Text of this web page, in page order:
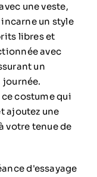
une veste,
un style
libres et
avec
un
costume qui
ajoutez une
votre tenue de
d'essayage